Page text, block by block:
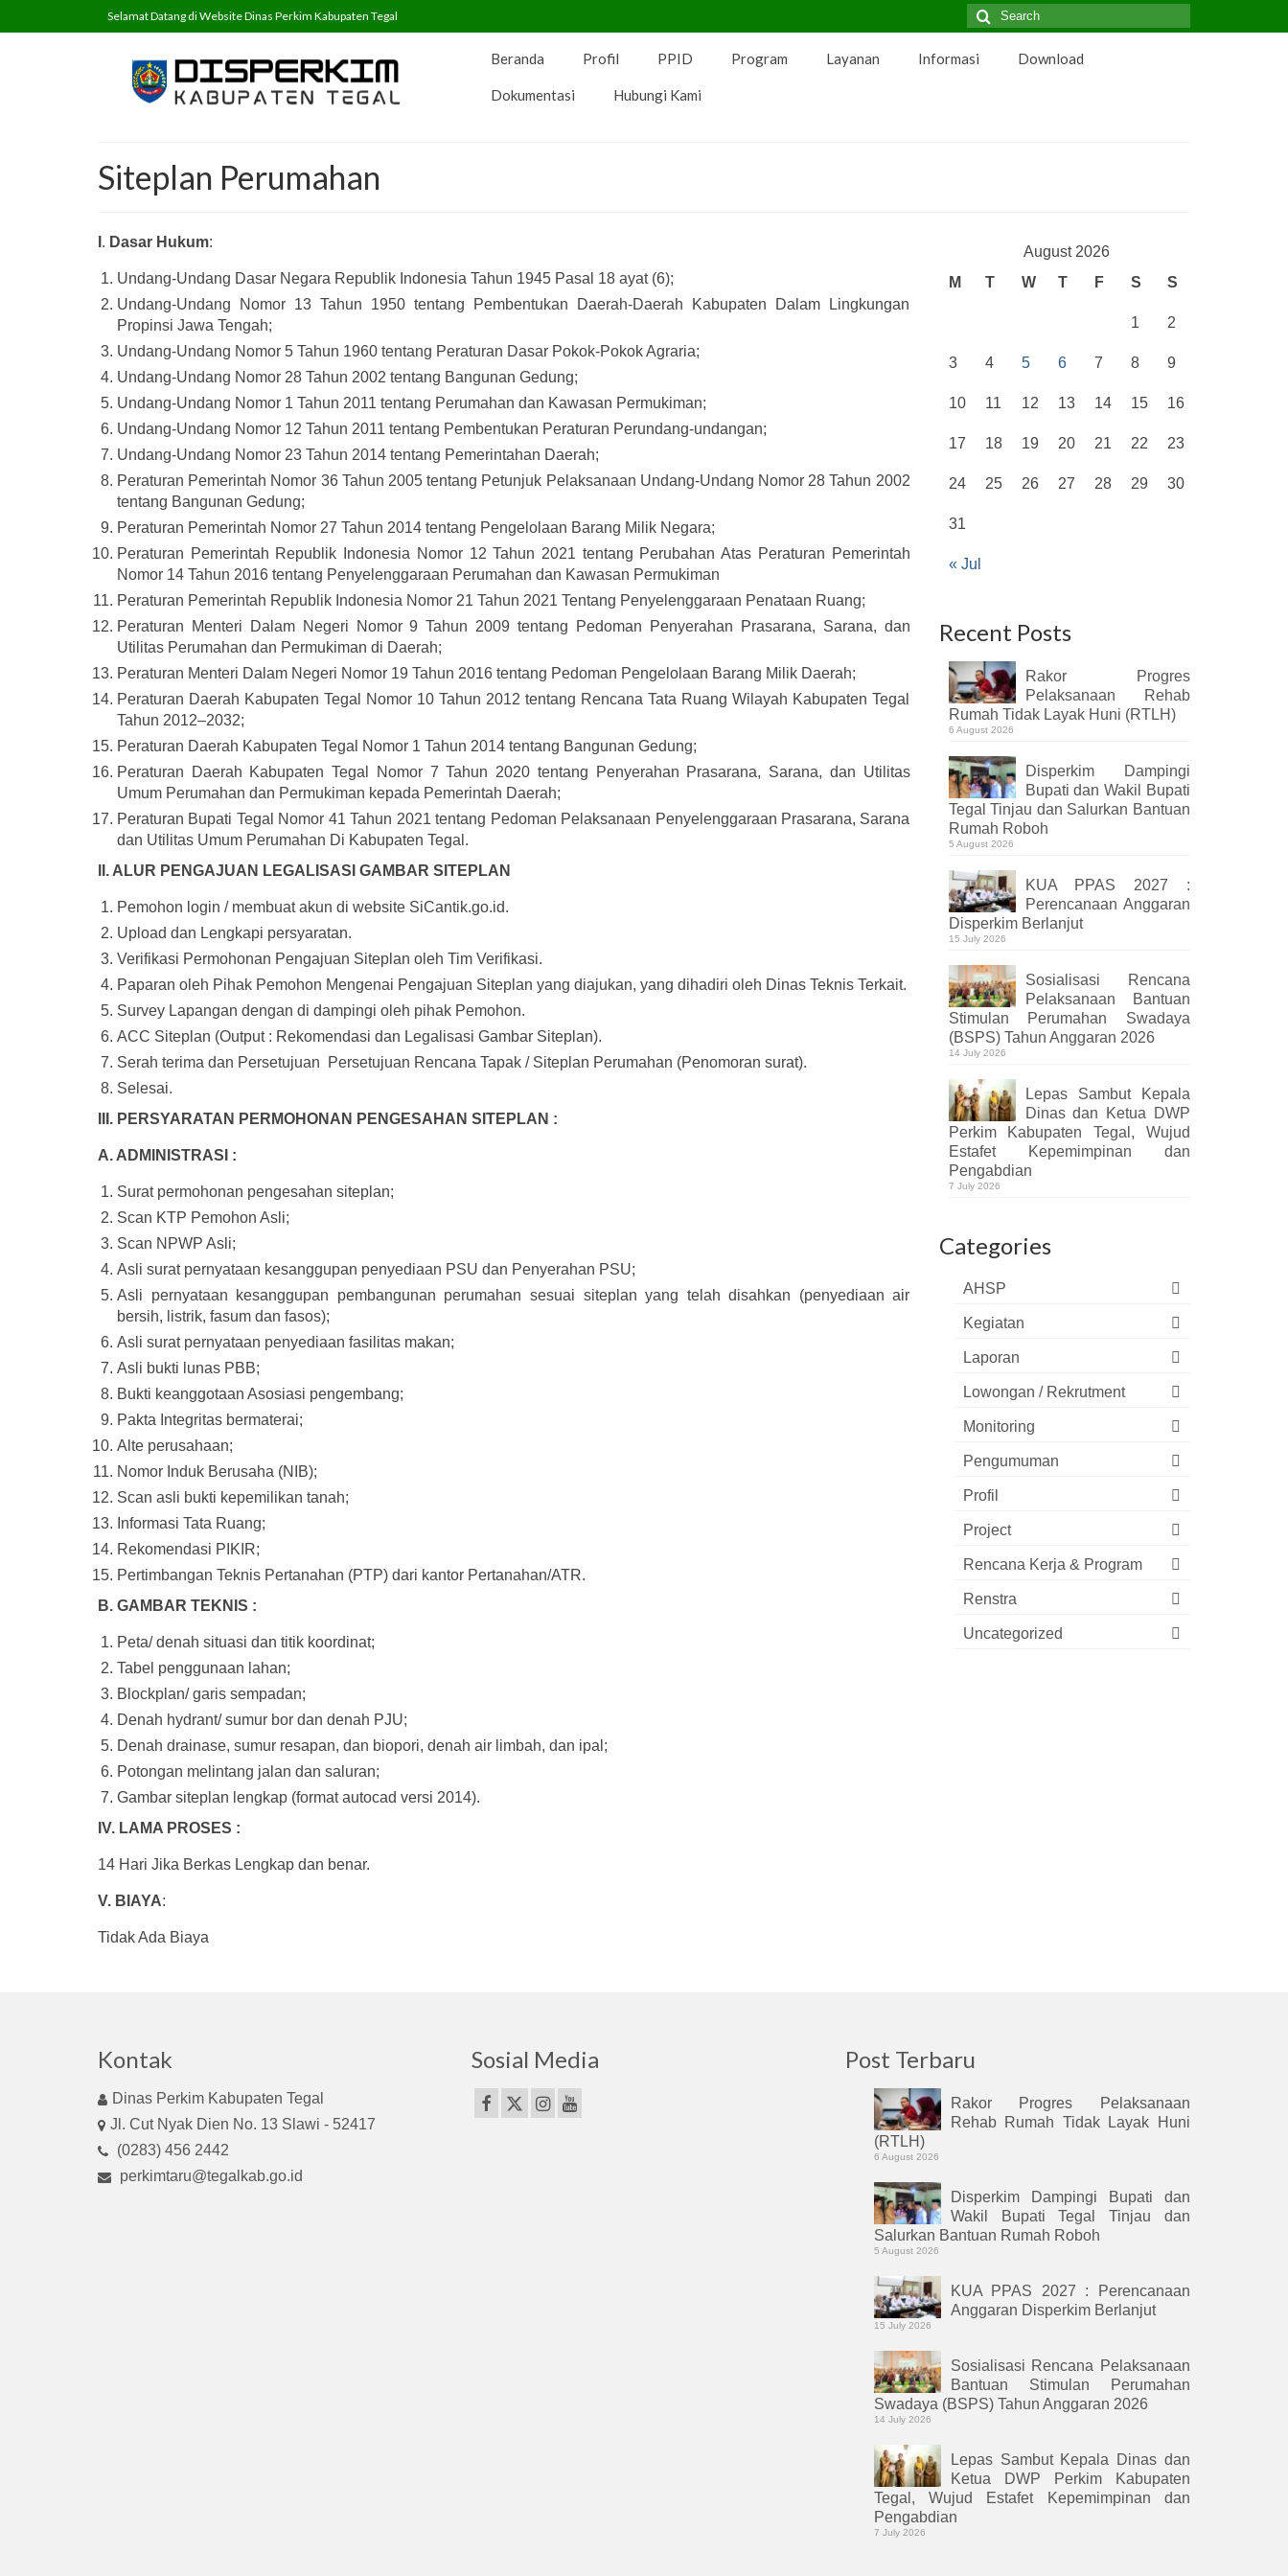
Selamat Datang di Website Dinas Perkim Kabupaten Tegal
Search
for:
Beranda Profil PPID Program Layanan Informasi Download
Dokumentasi Hubungi Kami
Siteplan Perumahan
. Dasar Hukum:
Undang-Undang Dasar Negara Republik Indonesia Tahun 1945 Pasal 18 ayat (6);
Undang-Undang Nomor 13 Tahun 1950 tentang Pembentukan Daerah-Daerah Kabupaten Dalam Lingkungan
Propinsi Jawa Tengah;
Undang-Undang Nomor 5 Tahun 1960 tentang Peraturan Dasar Pokok-Pokok Agraria;
Undang-Undang Nomor 28 Tahun 2002 tentang Bangunan Gedung;
Undang-Undang Nomor 1 Tahun 2011 tentang Perumahan dan Kawasan Permukiman;
Undang-Undang Nomor 12 Tahun 2011 tentang Pembentukan Peraturan Perundang-undangan;
Undang-Undang Nomor 23 Tahun 2014 tentang Pemerintahan Daerah;
Peraturan Pemerintah Nomor 36 Tahun 2005 tentang Petunjuk Pelaksanaan Undang-Undang Nomor 28 Tahun 2002
tentang Bangunan Gedung;
Peraturan Pemerintah Nomor 27 Tahun 2014 tentang Pengelolaan Barang Milik Negara;
Peraturan Pemerintah Republik Indonesia Nomor 12 Tahun 2021 tentang Perubahan Atas Peraturan Pemerintah
Nomor 14 Tahun 2016 tentang Penyelenggaraan Perumahan dan Kawasan Permukiman
Peraturan Pemerintah Republik Indonesia Nomor 21 Tahun 2021 Tentang Penyelenggaraan Penataan Ruang;
Peraturan Menteri Dalam Negeri Nomor 9 Tahun 2009 tentang Pedoman Penyerahan Prasarana, Sarana, dan
Utilitas Perumahan dan Permukiman di Daerah;
Peraturan Menteri Dalam Negeri Nomor 19 Tahun 2016 tentang Pedoman Pengelolaan Barang Milik Daerah;
Peraturan Daerah Kabupaten Tegal Nomor 10 Tahun 2012 tentang Rencana Tata Ruang Wilayah Kabupaten Tegal
Tahun 2012–2032;
Peraturan Daerah Kabupaten Tegal Nomor 1 Tahun 2014 tentang Bangunan Gedung;
Peraturan Daerah Kabupaten Tegal Nomor 7 Tahun 2020 tentang Penyerahan Prasarana, Sarana, dan Utilitas
Umum Perumahan dan Permukiman kepada Pemerintah Daerah;
Peraturan Bupati Tegal Nomor 41 Tahun 2021 tentang Pedoman Pelaksanaan Penyelenggaraan Prasarana, Sarana
dan Utilitas Umum Perumahan Di Kabupaten Tegal.
II. ALUR PENGAJUAN LEGALISASI GAMBAR SITEPLAN
Pemohon login / membuat akun di website SiCantik.go.id.
Upload dan Lengkapi persyaratan.
Verifikasi Permohonan Pengajuan Siteplan oleh Tim Verifikasi.
Paparan oleh Pihak Pemohon Mengenai Pengajuan Siteplan yang diajukan, yang dihadiri oleh Dinas Teknis Terkait.
Survey Lapangan dengan di dampingi oleh pihak Pemohon.
ACC Siteplan (Output : Rekomendasi dan Legalisasi Gambar Siteplan).
Serah terima dan Persetujuan Persetujuan Rencana Tapak / Siteplan Perumahan (Penomoran surat).
Selesai.
III. PERSYARATAN PERMOHONAN PENGESAHAN SITEPLAN :
A. ADMINISTRASI :
Surat permohonan pengesahan siteplan;
Scan KTP Pemohon Asli;
Scan NPWP Asli;
Asli surat pernyataan kesanggupan penyediaan PSU dan Penyerahan PSU;
Asli pernyataan kesanggupan pembangunan perumahan sesuai siteplan yang telah disahkan (penyediaan air
bersih, listrik, fasum dan fasos);
Asli surat pernyataan penyediaan fasilitas makan;
Asli bukti lunas PBB;
Bukti keanggotaan Asosiasi pengembang;
Pakta Integritas bermaterai;
Alte perusahaan;
Nomor Induk Berusaha (NIB);
Scan asli bukti kepemilikan tanah;
Informasi Tata Ruang;
Rekomendasi PIKIR;
Pertimbangan Teknis Pertanahan (PTP) dari kantor Pertanahan/ATR.
B. GAMBAR TEKNIS :
Peta/ denah situasi dan titik koordinat;
Tabel penggunaan lahan;
Blockplan/ garis sempadan;
Denah hydrant/ sumur bor dan denah PJU;
Denah drainase, sumur resapan, dan biopori, denah air limbah, dan ipal;
Potongan melintang jalan dan saluran;
Gambar siteplan lengkap (format autocad versi 2014).
IV. LAMA PROSES :
14 Hari Jika Berkas Lengkap dan benar.
V. BIAYA:
Tidak Ada Biaya
August 2026
M
T W T F S S
« Jul
1 2
3 4 5 6 7 8 9
10 11 12 13 14 15 16
17 18 19 20 21 22 23
24 25 26 27 28 29 30
31
Recent Posts
Rakor Progres
Pelaksanaan Rehab
Rumah Tidak Layak Huni (RTLH)
6 August 2026
Disperkim Dampingi
Bupati dan Wakil Bupati
Tegal Tinjau dan Salurkan Bantuan
Rumah Roboh
5 August 2026
KUA PPAS 2027 :
Perencanaan Anggaran
Disperkim Berlanjut
15 July 2026
Sosialisasi Rencana
Pelaksanaan Bantuan
Stimulan Perumahan Swadaya
(BSPS) Tahun Anggaran 2026
14 July 2026
Lepas Sambut Kepala
Dinas dan Ketua DWP
Perkim Kabupaten Tegal, Wujud
Estafet Kepemimpinan dan
Pengabdian
7 July 2026
Categories
AHSP
Kegiatan
Laporan
Lowongan / Rekrutment
Monitoring
Pengumuman
Profil
Project
Rencana Kerja & Program
Renstra
Uncategorized
Kontak
Dinas Perkim Kabupaten Tegal
Jl. Cut Nyak Dien No. 13 Slawi - 52417
(0283) 456 2442
perkimtaru@tegalkab.go.id
Sosial Media Post Terbaru
Rakor Progres Pelaksanaan
Rehab Rumah Tidak Layak Huni
(RTLH)
6 August 2026
Disperkim Dampingi Bupati dan
Wakil Bupati Tegal Tinjau dan
Salurkan Bantuan Rumah Roboh
5 August 2026
KUA PPAS 2027 : Perencanaan
Anggaran Disperkim Berlanjut
15 July 2026
Sosialisasi Rencana Pelaksanaan
Bantuan Stimulan Perumahan
Swadaya (BSPS) Tahun Anggaran 2026
14 July 2026
Lepas Sambut Kepala Dinas dan
Ketua DWP Perkim Kabupaten
Tegal, Wujud Estafet Kepemimpinan dan
Pengabdian
7 July 2026